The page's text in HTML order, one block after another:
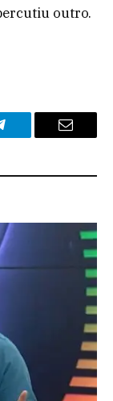
outro.
Email